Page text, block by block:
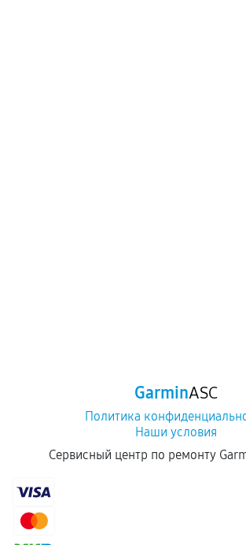
GarminASC
Политика
Наши условия
Сервисный центр по ремонту